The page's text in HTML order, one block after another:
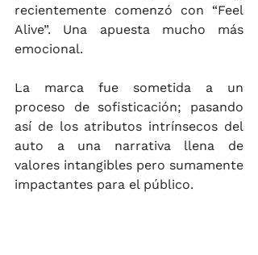
recientemente comenzó con “Feel
Alive”. Una apuesta mucho más
emocional.
La marca fue sometida a un
proceso de sofisticación; pasando
así de los atributos intrínsecos del
auto a una narrativa llena de
valores intangibles pero sumamente
impactantes para el público.